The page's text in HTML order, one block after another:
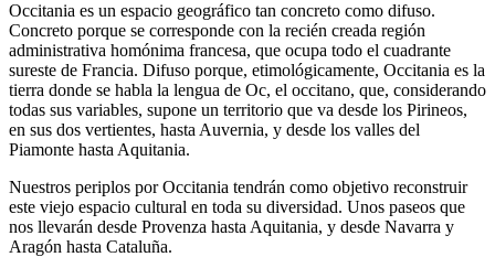
Occitania es un espacio geográfico tan concreto como difuso.
Concreto porque se corresponde con la recién creada región
administrativa homónima francesa, que ocupa todo el cuadrante
sureste de Francia. Difuso porque, etimológicamente, Occitania es la
tierra donde se habla la lengua de Oc, el occitano, que, considerando
todas sus variables, supone un territorio que va desde los Pirineos,
en sus dos vertientes, hasta Auvernia, y desde los valles del
Piamonte hasta Aquitania.
Nuestros periplos por Occitania tendrán como objetivo reconstruir
este viejo espacio cultural en toda su diversidad. Unos paseos que
nos llevarán desde Provenza hasta Aquitania, y desde Navarra y
Aragón hasta Cataluña.